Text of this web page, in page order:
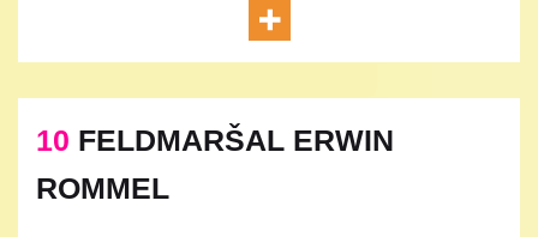
10 FELDMARŠAL ERWIN
ROMMEL